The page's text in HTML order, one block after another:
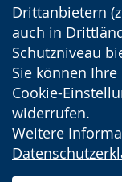
Drittanbietern
auch in
Schutzniveau
Sie können
Cookie-
widerrufen.
Weitere